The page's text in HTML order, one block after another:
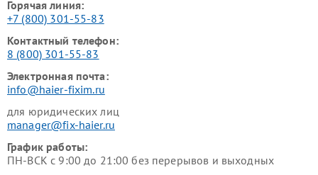
Горячая линия:
+7 (800) 301-55-83
Контактный телефон:
8 (800) 301-55-83
Электронная почта:
info@haier-fixim.ru
для юридических лиц
manager@fix-haier.ru
График работы:
ПН-ВСК с 9:00 до 21:00 без перерывов и выходных